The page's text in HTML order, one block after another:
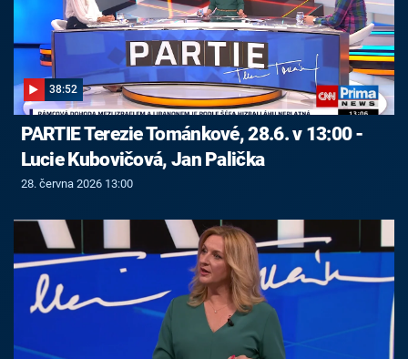
38:52
PARTIE Terezie Tománkové, 28.6. v 13:00 -
Lucie Kubovičová, Jan Palička
28. června 2026 13:00